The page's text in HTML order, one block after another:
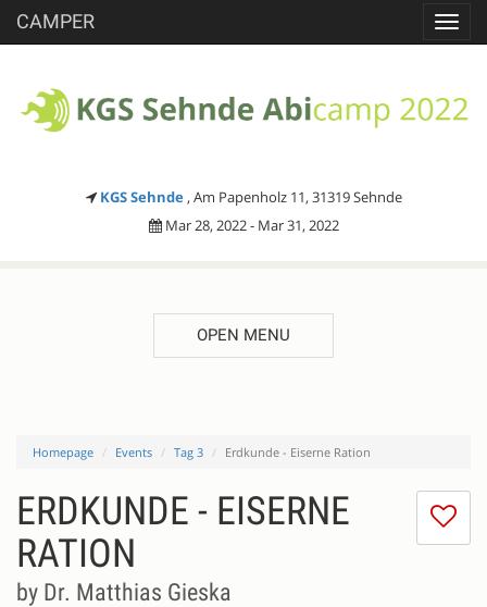
CAMPER
KGS Sehnde , Am Papenholz 11, 31319 Sehnde
Mar 28, 2022 - Mar 31, 2022
OPEN MENU
Homepage Events Tag 3 Erdkunde - Eiserne Ration
I
ERDKUNDE - EISERNE
RATION
by Dr. Matthias Gieska